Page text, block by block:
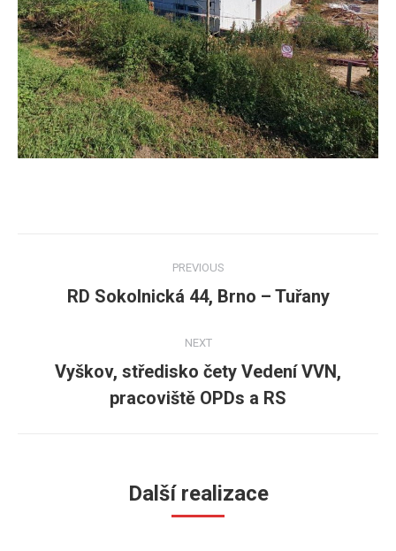
navigation
PREVIOUS
Previous
RD Sokolnická 44, Brno – Tuřany
NEXT
Next
post:
Vyškov, středisko čety Vedení VVN,
pracoviště OPDs a RS
Další realizace